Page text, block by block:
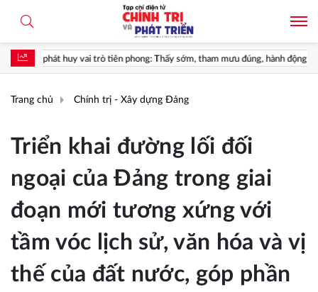
phong: Thấy sớm, tham mưu đúng, hành động kịp thời; góp phần bảo vệ
Trang chủ Chính trị - Xây dựng Đảng
Triển khai đường lối đối
ngoại của Đảng trong giai
đoạn mới tương xứng với
tầm vóc lịch sử, văn hóa và vị
thế của đất nước, góp phần